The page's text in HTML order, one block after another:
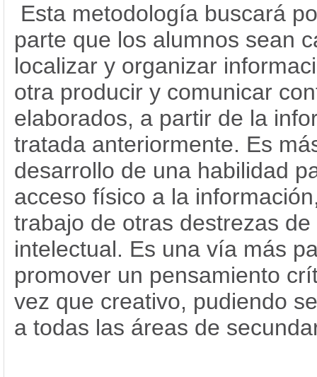
Esta metodología buscará
parte que los alumnos sean
localizar y organizar
otra producir y comunicar
elaborados, a partir de la
tratada anteriormente. Es
desarrollo de una habilidad
acceso físico a la
trabajo de otras destrezas
intelectual. Es una vía más
promover un pensamiento
vez que creativo, pudiendo
a todas las áreas de